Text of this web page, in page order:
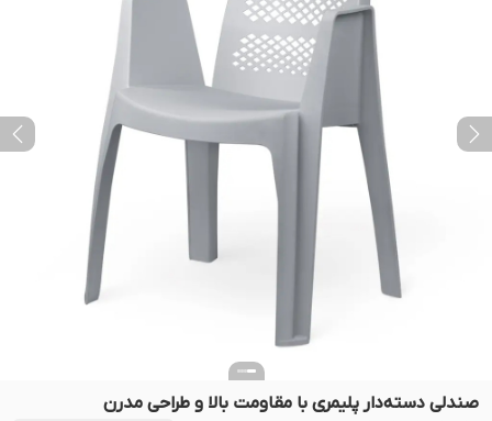
Previous
صندلی دسته‌دار پلیمری با مقاومت بالا و طراحی مدرن